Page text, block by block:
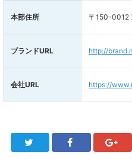
本部住所 〒150-0012
ブランドURL http://
会社URL https://
Twitter Facebook